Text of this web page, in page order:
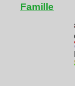
Famille